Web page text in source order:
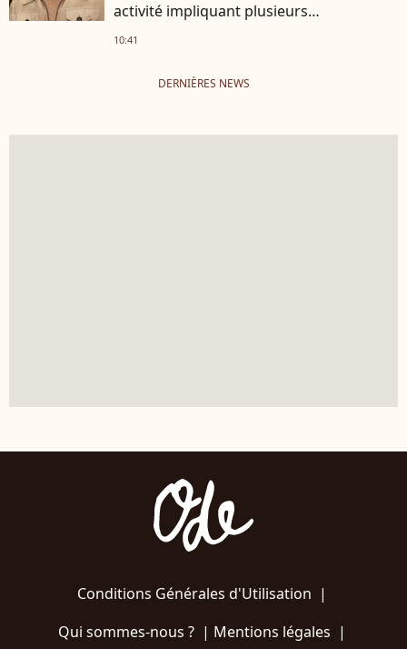
activité impliquant plusieurs
personnalités
10:41
DERNIÈRES NEWS
Conditions Générales d'Utilisation |
Qui sommes-nous ?| Mentions légales |